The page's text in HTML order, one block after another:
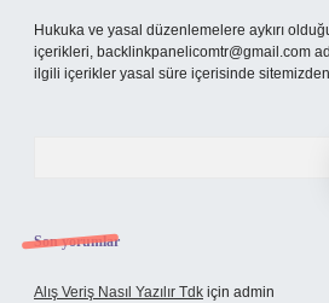
Hukuka ve yasal düzenlemelere aykırı
içerikleri, backlinkpanelicomtr@gmail.com
ilgili içerikler yasal süre içerisinde sitemizden
Son yorumlar
Alış Veriş Nasıl Yazılır Tdk için admin